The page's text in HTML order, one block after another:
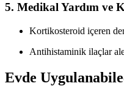
5. Medikal Yardım ve
Kortikosteroid içeren
Antihistaminik ilaçlar
Evde